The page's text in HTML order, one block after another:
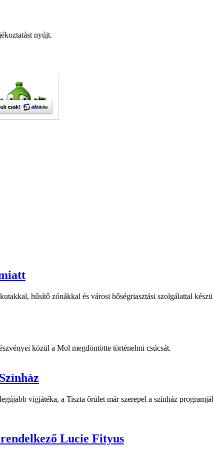
nyújt.
hűsítő zónákkal és városi hőségriasztási szolgálattal
közül a Mol megdöntötte történelmi csúcsát.
vígjátéka, a Tiszta őrület már szerepel a színház
Lucie Fityus